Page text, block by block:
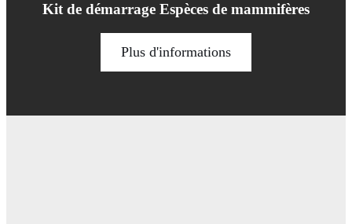
Kit de démarrage Espèces de mammifères
Plus d'informations